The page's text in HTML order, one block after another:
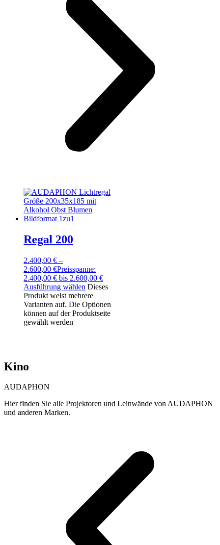
Regal 200
2.400,00 € –
2.600,00 €Preisspanne:
2.400,00 € bis 2.600,00 €
Ausführung wählen Dieses
Produkt weist mehrere
Varianten auf. Die Optionen
können auf der Produktseite
gewählt werden
Kino
AUDAPHON
Hier finden Sie alle Projektoren und Leinwände von AUDAPHON
und anderen Marken.